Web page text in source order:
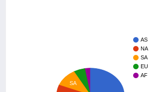
AS
NA
SA
EU
AF
SA